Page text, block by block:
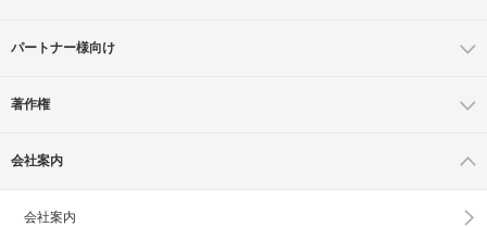
パートナー様向け
著作権
会社案内
会社案内